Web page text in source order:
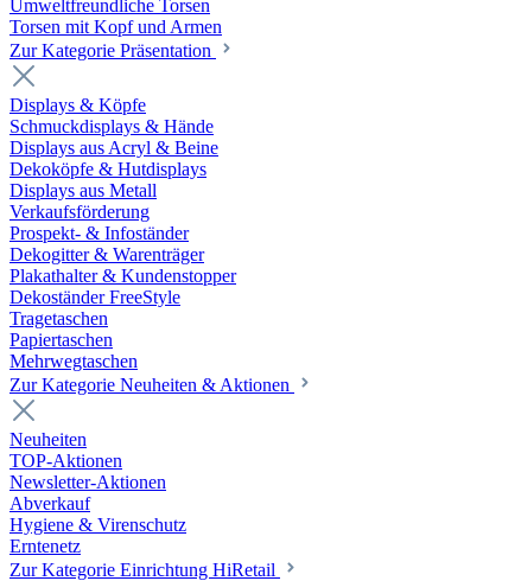
Umweltfreundliche Torsen
Torsen mit Kopf und Armen
Zur Kategorie Präsentation
Displays & Köpfe
Schmuckdisplays & Hände
Displays aus Acryl & Beine
Dekoköpfe & Hutdisplays
Displays aus Metall
Verkaufsförderung
Prospekt- & Infoständer
Dekogitter & Warenträger
Plakathalter & Kundenstopper
Dekoständer FreeStyle
Tragetaschen
Papiertaschen
Mehrwegtaschen
Zur Kategorie Neuheiten & Aktionen
Neuheiten
TOP-Aktionen
Newsletter-Aktionen
Abverkauf
Hygiene & Virenschutz
Erntenetz
Zur Kategorie Einrichtung HiRetail